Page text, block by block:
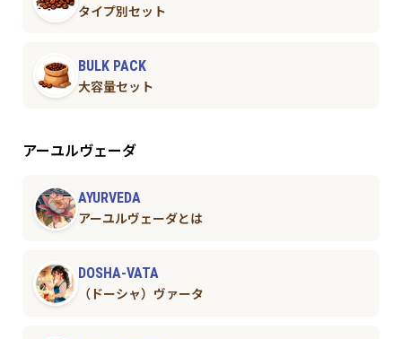
タイプ別セット
BULK PACK
大容量セット
アーユルヴェーダ
AYURVEDA
アーユルヴェーダとは
DOSHA-VATA
（ドーシャ）ヴァータ